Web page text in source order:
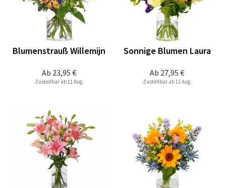
Ab 23,95 €
Blumenstrauß Willemijn
Zustellbar ab 11 Aug.
Ab 27,95 €
Sonnige Blumen Laura
Zustellbar ab 11 Aug.